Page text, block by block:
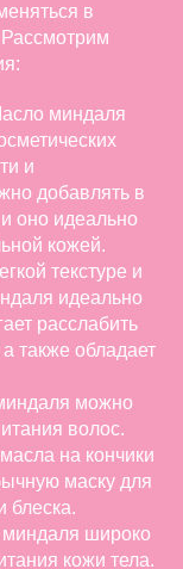
в
миндаля
и
добавлять в
оно идеально
кожей.
текстуре и
идеально
расслабить
также обладает
можно
волос.
на кончики
маску для
блеска.
широко
кожи тела.